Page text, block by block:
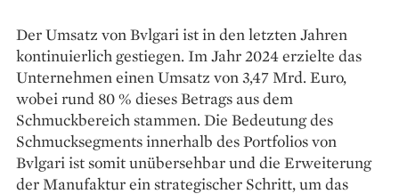
Der Umsatz von Bvlgari ist in den letzten Jahren
kontinuierlich gestiegen. Im Jahr 2024 erzielte das
Unternehmen einen Umsatz von 3,47 Mrd. Euro,
wobei rund 80 % dieses Betrags aus dem
Schmuckbereich stammen. Die Bedeutung des
Schmucksegments innerhalb des Portfolios von
Bvlgari ist somit unübersehbar und die Erweiterung
der Manufaktur ein strategischer Schritt, um das